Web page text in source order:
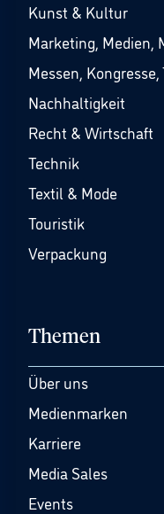
Kunst & Kultur
Marketing, Medien,
Messen,
Nachhaltigkeit
Recht & Wirtschaft
Technik
Textil & Mode
Touristik
Verpackung
Themen
Über uns
Medienmarken
Karriere
Media Sales
Events